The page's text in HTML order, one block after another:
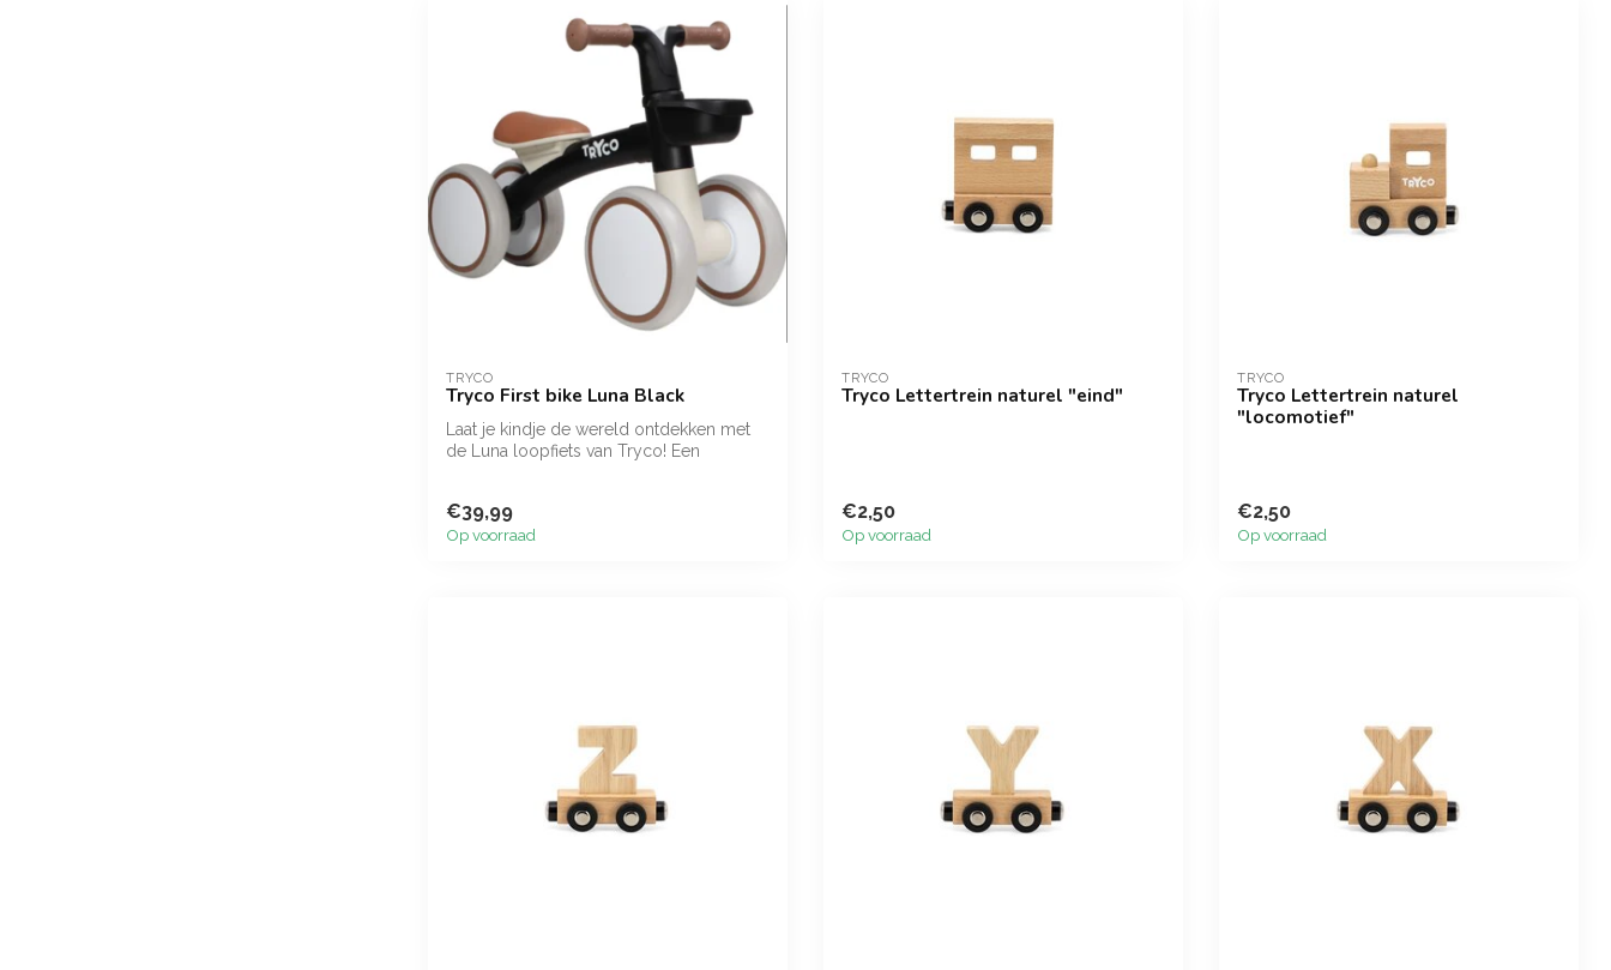
TRYCO
Tryco First bike Luna Black
Laat je kindje de wereld ontdekken met
de Luna loopfiets van Tryco! Een
€39,99
Op voorraad
TRYCO
Tryco Lettertrein naturel "eind"
€2,50
Op voorraad
TRYCO
Tryco Lettertrein naturel
"locomotief"
€2,50
Op voorraad